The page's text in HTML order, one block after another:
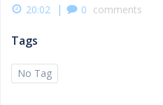
20:02 | 0 comments
Tags
No Tag